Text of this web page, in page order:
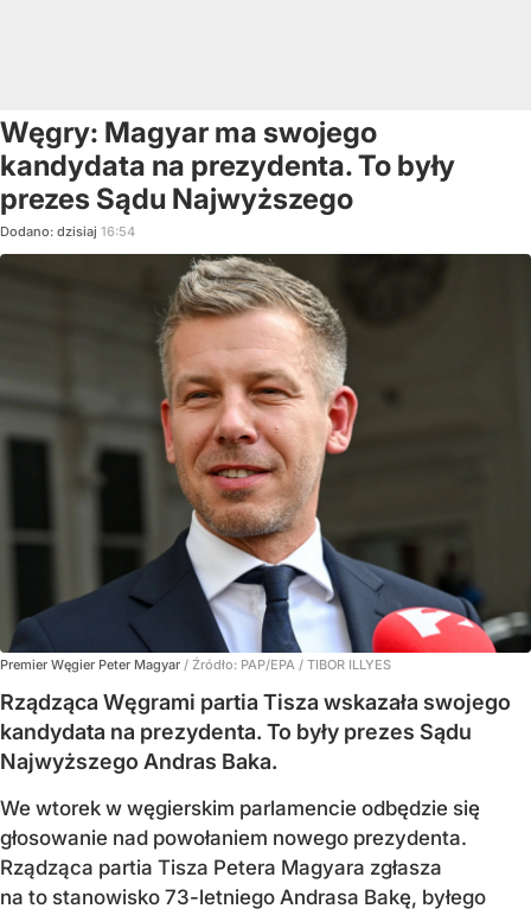
Węgry: Magyar ma swojego
kandydata na prezydenta. To były
prezes Sądu Najwyższego
Dodano: dzisiaj 16:54
Premier Węgier Peter Magyar / Źródło: PAP/EPA / TIBOR ILLYES
Rządząca Węgrami partia Tisza wskazała swojego
kandydata na prezydenta. To były prezes Sądu
Najwyższego Andras Baka.
We wtorek w węgierskim parlamencie odbędzie się
głosowanie nad powołaniem nowego prezydenta.
Rządząca partia Tisza Petera Magyara zgłasza
na to stanowisko 73-letniego Andrasa Bakę, byłego